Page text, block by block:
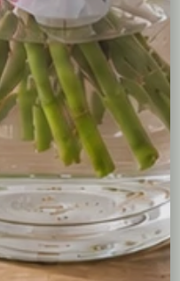
i nie tylko…